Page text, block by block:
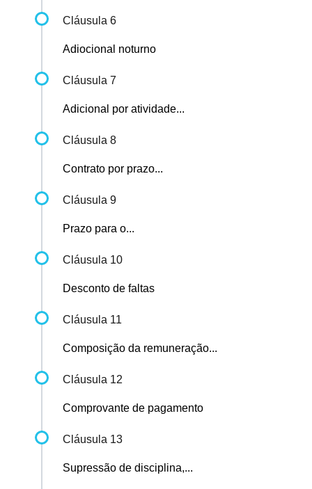
Cláusula 6
Adiocional noturno
Cláusula 7
Adicional por atividade...
Cláusula 8
Contrato por prazo...
Cláusula 9
Prazo para o...
Cláusula 10
Desconto de faltas
Cláusula 11
Composição da remuneração...
Cláusula 12
Comprovante de pagamento
Cláusula 13
Supressão de disciplina,...